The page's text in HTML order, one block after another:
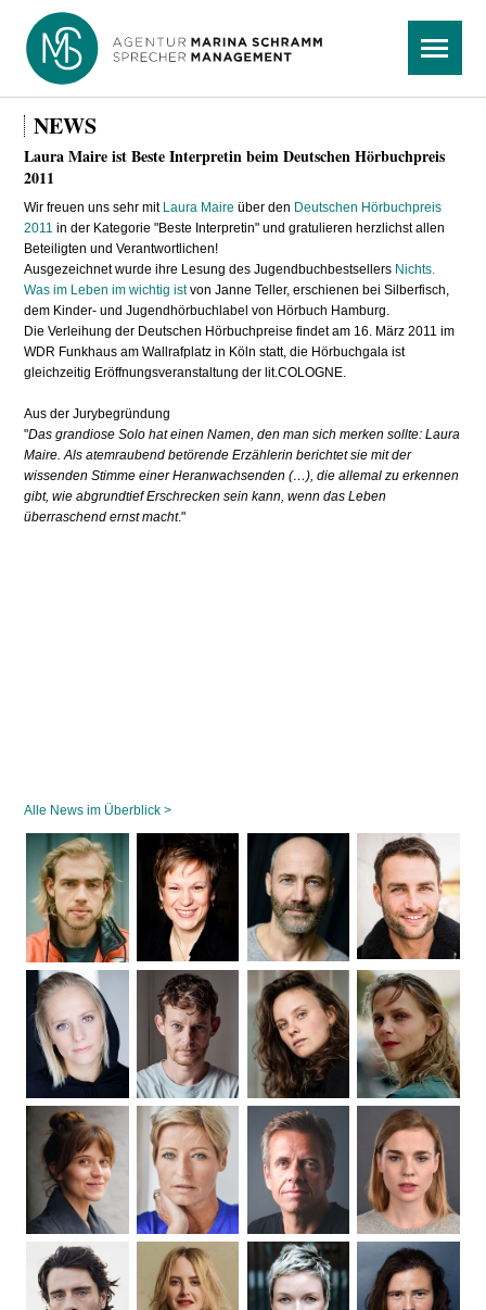
Navigation
überspringen
NEWS
Laura Maire ist Beste Interpretin beim Deutschen Hörbuchpreis
2011
Wir freuen uns sehr mit Laura Maire über den Deutschen Hörbuchpreis
2011 in der Kategorie "Beste Interpretin" und gratulieren herzlichst allen
Beteiligten und Verantwortlichen!
Ausgezeichnet wurde ihre Lesung des Jugendbuchbestsellers Nichts.
Was im Leben im wichtig istvon Janne Teller, erschienen bei Silberfisch,
dem Kinder- und Jugendhörbuchlabel von Hörbuch Hamburg.
Die Verleihung der Deutschen Hörbuchpreise findet am 16. März 2011 im
WDR Funkhaus am Wallrafplatz in Köln statt, die Hörbuchgala ist
gleichzeitig Eröffnungsveranstaltung der lit.COLOGNE.
Aus der Jurybegründung
"Das grandiose Solo hat einen Namen, den man sich merken sollte: Laura
Maire. Als atemraubend betörende Erzählerin berichtet sie mit der
wissenden Stimme einer Heranwachsenden (…), die allemal zu erkennen
gibt, wie abgrundtief Erschrecken sein kann, wenn das Leben
überraschend ernst macht."
Alle News im Überblick >
Navigation
überspringen